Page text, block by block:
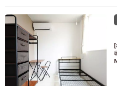
කාමරයක් සොයන
03-
වැඳී සිටින සහ පැමිණෙන
03-